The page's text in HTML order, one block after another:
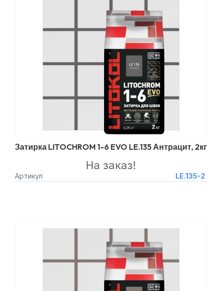
Затирка LITOCHROM 1-6 EVO LE.135 Антрацит, 2кг
Артикул LE.135-2
На заказ!